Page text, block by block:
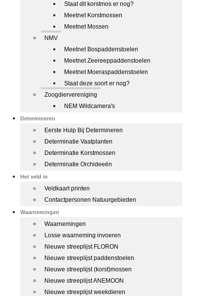
Staat dit korstmos er nog?
Meetnet Korstmossen
Meetnet Mossen
NMV
Meetnet Bospaddenstoelen
Meetnet Zeereeppaddenstoelen
Meetnet Moeraspaddenstoelen
Staat deze soort er nog?
Zoogdiervereniging
NEM Wildcamera's
Determineren
Eerste Hulp Bij Determineren
Determinatie Vaatplanten
Determinatie Korstmossen
Determinatie Orchideeën
Het veld in
Veldkaart printen
Contactpersonen Natuurgebieden
Waarnemingen
Waarnemingen
Losse waarneming invoeren
Nieuwe streeplijst FLORON
Nieuwe streeplijst paddenstoelen
Nieuwe streeplijst (korst)mossen
Nieuwe streeplijst ANEMOON
Nieuwe streeplijst weekdieren